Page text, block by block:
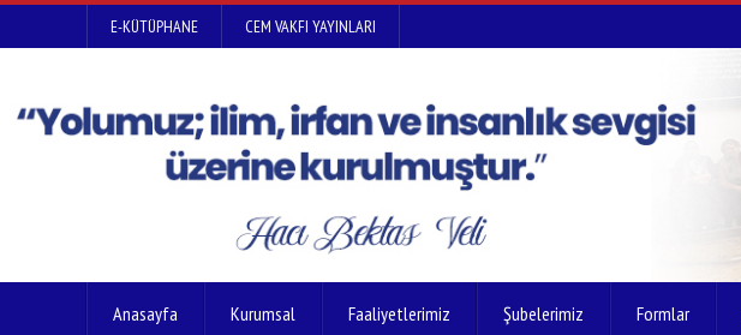
E-KÜTÜPHANE CEM VAKFI YAYINLARI
Anasayfa Kurumsal Faaliyetlerimiz Şubelerimiz Formlar